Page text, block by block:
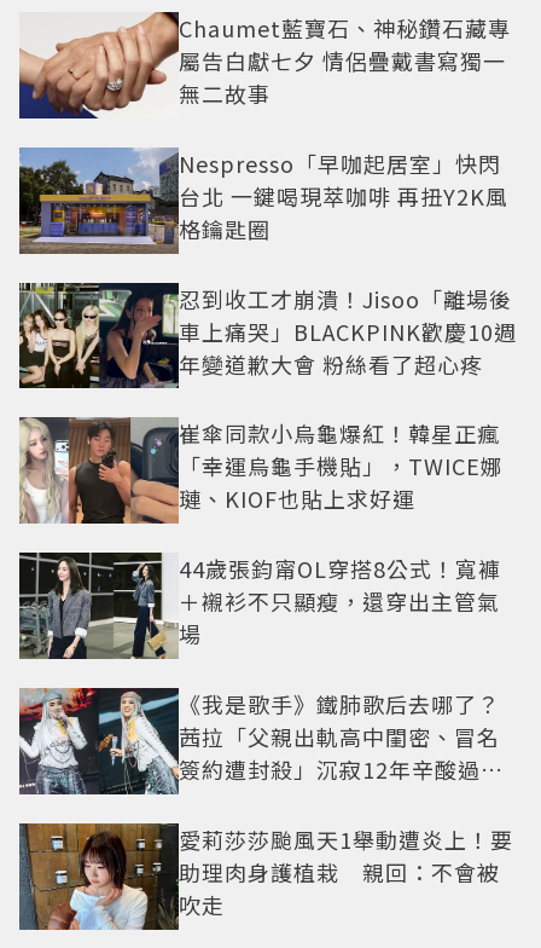
Chaumet藍寶石、神秘鑽石藏專
屬告白獻七夕 情侶疊戴書寫獨一
無二故事
Nespresso「早咖起居室」快閃
台北 一鍵喝現萃咖啡 再扭Y2K風
格鑰匙圈
忍到收工才崩潰！Jisoo「離場後
車上痛哭」BLACKPINK歡慶10週
年變道歉大會 粉絲看了超心疼
崔傘同款小烏龜爆紅！韓星正瘋
「幸運烏龜手機貼」，TWICE娜
璉、KIOF也貼上求好運
44歲張鈞甯OL穿搭8公式！寬褲
＋襯衫不只顯瘦，還穿出主管氣
場
《我是歌手》鐵肺歌后去哪了？
茜拉「父親出軌高中閨密、冒名
簽約遭封殺」沉寂12年辛酸過往
愛莉莎莎颱風天1舉動遭炎上！要
助理肉身護植栽 親回：不會被
吹走